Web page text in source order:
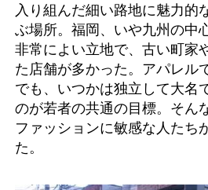
入り組んだ細い路地に魅力的
ぶ場所。福岡、いや九州の中
非常によい立地で、古い町家
た店舗が多かった。アパレル
でも、いつかは独立して大名
のが若者の共通の目標。そん
ファッションに敏感な人たち
た。